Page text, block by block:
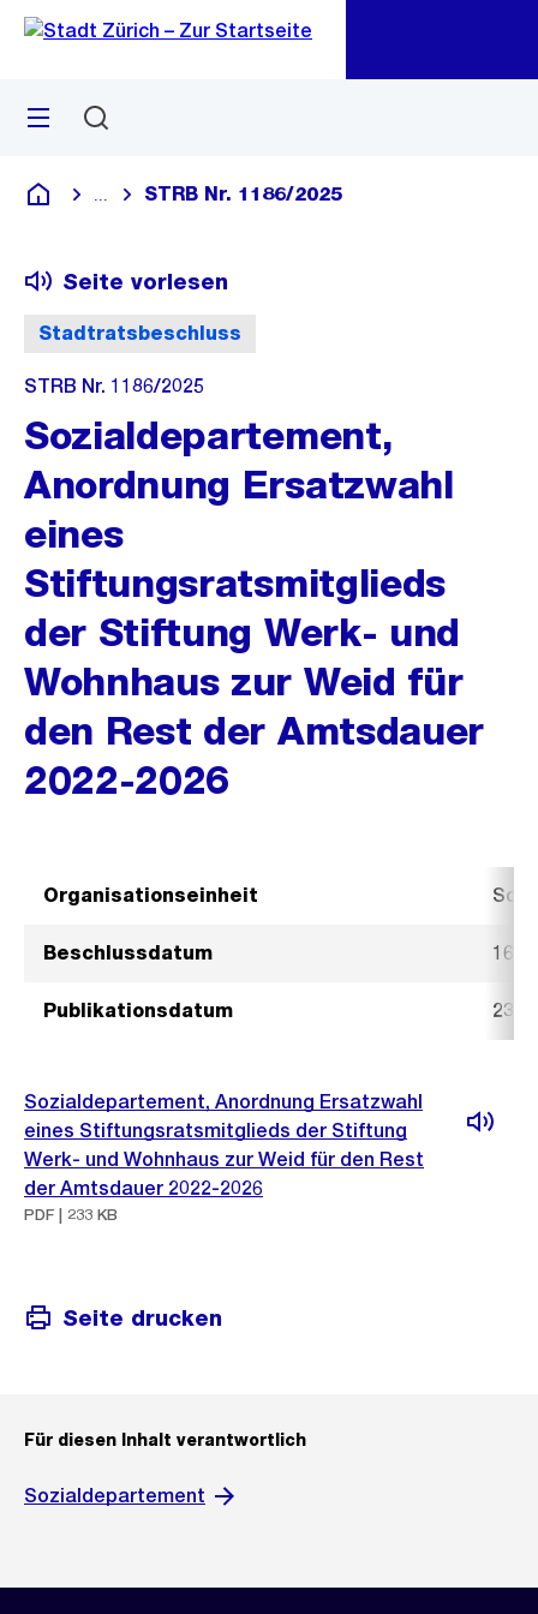
Navigation
Sprunglink
Menü
Deutsch
Blende alle Breadcrumbs ein
STRB Nr. 1186/2025
Stadtratsbeschluss
Seite vorlesen
STRB Nr. 1186/2025
Sozialdepartement,
Anordnung Ersatzwahl
eines
Stiftungsratsmitglieds
der Stiftung Werk- und
Wohnhaus zur Weid für
den Rest der Amtsdauer
2022-2026
Organisationseinheit
Beschlussdatum 16.
Publikationsdatum 23.
Sozialdepartement, Anordnung Ersatzwahl
eines Stiftungsratsmitglieds der Stiftung
Werk- und Wohnhaus zur Weid für den Rest
der Amtsdauer 2022-2026
PDF | 233 KB
Seite drucken
Für diesen Inhalt verantwortlich
Sozialdepartement